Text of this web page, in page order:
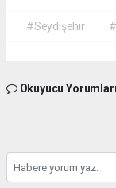
#Seydişehir
Okuyucu Yorumları